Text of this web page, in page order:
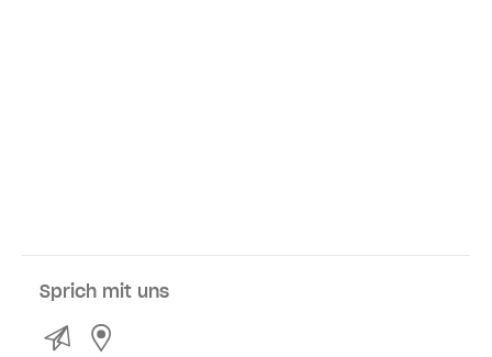
Sprich mit uns
Kontakt